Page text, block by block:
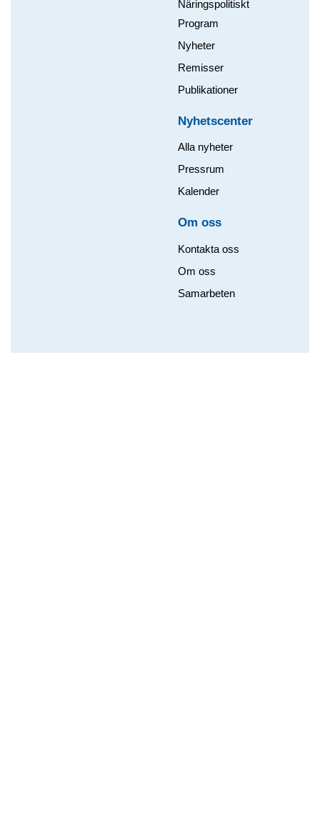
Näringspolitiskt
Program
Nyheter
Remisser
Publikationer
Nyhetscenter
Alla nyheter
Pressrum
Kalender
Om oss​
Kontakta oss
Om oss
Samarbeten